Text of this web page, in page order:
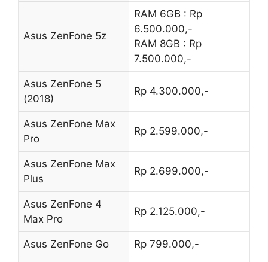
Asus ZenFone 5z
RAM 6GB : Rp
6.500.000,-
RAM 8GB : Rp
7.500.000,-
Asus ZenFone 5
(2018)
Rp 4.300.000,-
Asus ZenFone Max
Pro
Rp 2.599.000,-
Asus ZenFone Max
Plus
Rp 2.699.000,-
Asus ZenFone 4
Max Pro
Rp 2.125.000,-
Asus ZenFone Go Rp 799.000,-